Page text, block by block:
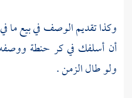
وكذا تقديم الوصف في بيع ما
أن أسلفك في كر حنطة
ولو طال الزمن .